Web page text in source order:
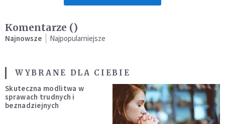
Komentarze ()
Najnowsze Najpopularniejsze
WYBRANE DLA CIEBIE
Skuteczna modlitwa w
sprawach trudnych i
beznadziejnych